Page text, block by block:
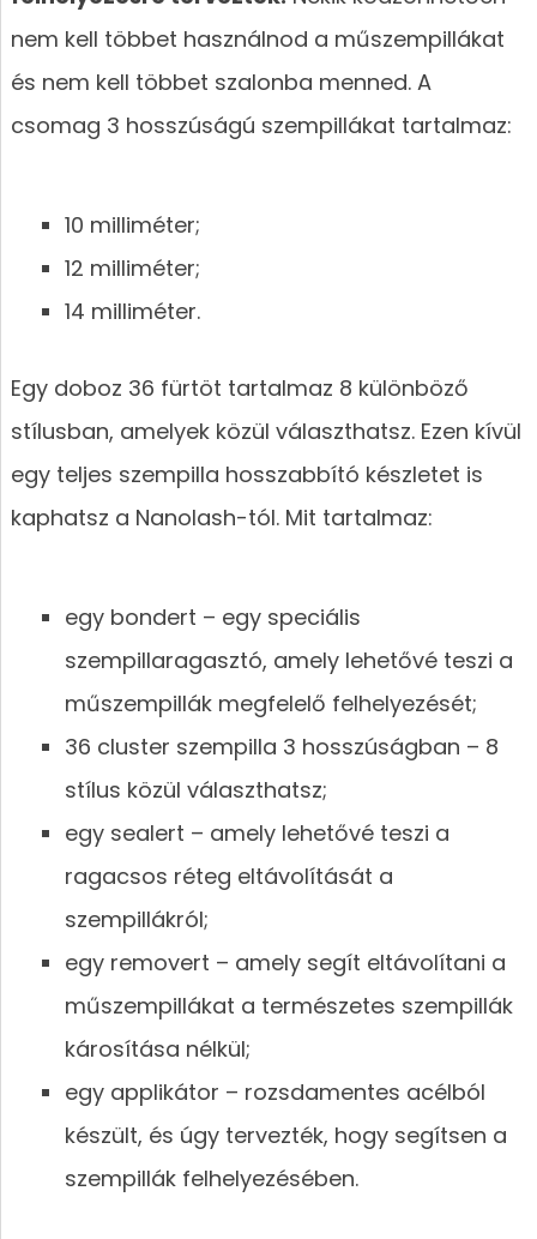
nem kell többet használnod a műszempillákat
és nem kell többet szalonba menned. A
csomag 3 hosszúságú szempillákat tartalmaz:
10 milliméter;
12 milliméter;
14 milliméter.
Egy doboz 36 fürtöt tartalmaz 8 különböző
stílusban, amelyek közül választhatsz. Ezen kívül
egy teljes szempilla hosszabbító készletet is
kaphatsz a Nanolash-tól. Mit tartalmaz:
egy bondert – egy speciális
szempillaragasztó, amely lehetővé teszi a
műszempillák megfelelő felhelyezését;
36 cluster szempilla 3 hosszúságban – 8
stílus közül választhatsz;
egy sealert – amely lehetővé teszi a
ragacsos réteg eltávolítását a
szempillákról;
egy removert – amely segít eltávolítani a
műszempillákat a természetes szempillák
károsítása nélkül;
egy applikátor – rozsdamentes acélból
készült, és úgy tervezték, hogy segítsen a
szempillák felhelyezésében.